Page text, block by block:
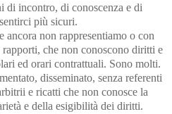
incontro, di conoscenza e di
più sicuri.
non rappresentiamo o con
che non conoscono diritti e
ed orari contrattuali. Sono molti.
disseminato, senza referenti
e ricatti che non conosce la
e della esigibilità dei diritti.